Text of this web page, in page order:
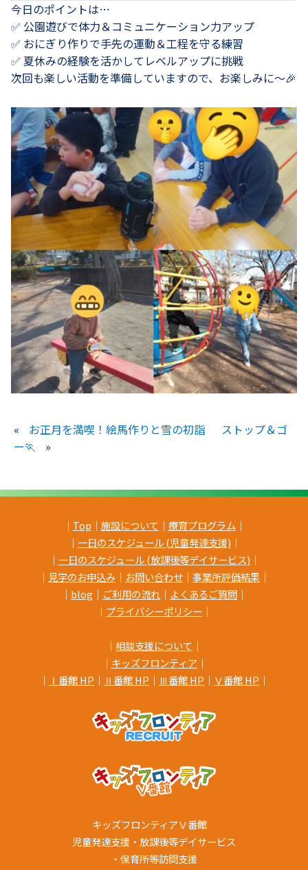
今日のポイントは…
✅ 公園遊びで体力＆コミュニケーション力アップ
✅ おにぎり作りで手先の運動＆工程を守る練習
✅ 夏休みの経験を活かしてレベルアップに挑戦
次回も楽しい活動を準備していますので、お楽しみに～🎉
« お正月を満喫！絵馬作りと雪の初詣
ストップ＆ゴ
ー🏃
»
｜ Top ｜ 施設について ｜ 療育プログラム ｜
｜ 一日のスケジュール (児童発達支援) ｜
｜ 一日のスケジュール (放課後等デイサービス) ｜
｜ 見学のお申込み ｜ お問い合わせ ｜ 事業所評価結果 ｜
｜ blog ｜ ご利用の流れ ｜ よくあるご質問 ｜
｜ プライバシーポリシー ｜
｜ 相談支援について ｜
｜ キッズフロンティア ｜
｜ Ⅰ番館 HP ｜ Ⅱ番館 HP ｜ Ⅲ番館 HP ｜ Ⅴ番館 HP ｜
キッズフロンティアⅤ番館
児童発達支援・放課後等デイサービス
・保育所等訪問支援